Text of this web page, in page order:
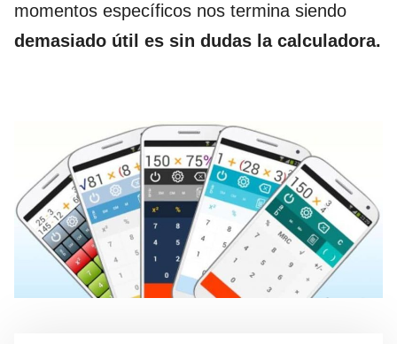
momentos específicos nos termina siendo
demasiado útil es sin dudas la calculadora.